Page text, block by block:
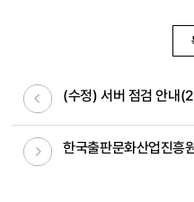
이전글
(수정) 서버 점검 안내
다음글